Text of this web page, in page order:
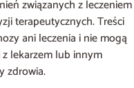
związanych z leczeniem
terapeutycznych. Treści
ani leczenia i nie mogą
lekarzem lub innym
zdrowia.